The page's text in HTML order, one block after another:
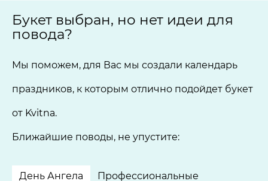
Букет выбран, но нет идеи для
повода?
Мы поможем, для Вас мы создали календарь
праздников, к которым отлично подойдет букет
от Kvitna.
Ближайшие поводы, не упустите:
День Ангела Профессиональные